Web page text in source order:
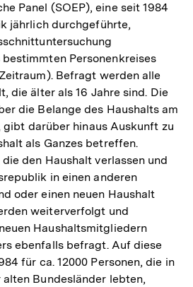
Panel (SOEP), eine seit 1984
jährlich durchgeführte,
Personenkreises
Befragt werden alle
die älter als 16 Jahre sind. Die
die Belange des Haushalts am
darüber hinaus Auskunft zu
als Ganzes betreffen.
den Haushalt verlassen und
in einen anderen
oder einen neuen Haushalt
weiterverfolgt und
Haushaltsmitgliedern
ebenfalls befragt. Auf diese
für ca. 12000 Personen, die in
Bundesländer lebten,